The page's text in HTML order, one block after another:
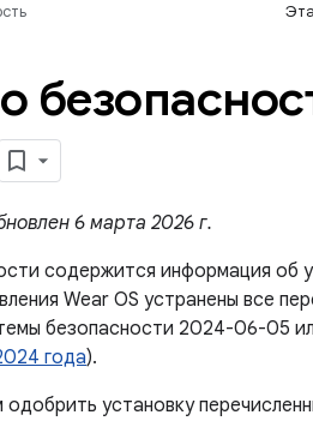
6 марта 2026 г.
содержится информация об
Wear OS устранены все
безопасности 2024-06-05
года).
установку